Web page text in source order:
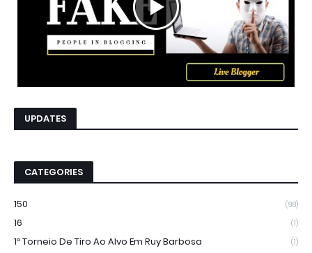
UPDATES
CATEGORIES
150 (98)
16 (1)
1º Torneio De Tiro Ao Alvo Em Ruy Barbosa (1)